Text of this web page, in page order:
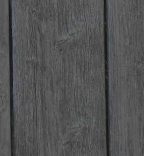
Skip to main content